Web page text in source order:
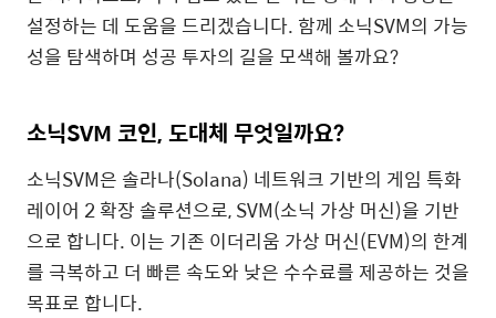
설정하는 데 도움을 드리겠습니다. 함께 소닉SVM의 가능
성을 탐색하며 성공 투자의 길을 모색해 볼까요?
소닉SVM 코인, 도대체 무엇일까요?
소닉SVM은 솔라나(Solana) 네트워크 기반의 게임 특화
레이어 2 확장 솔루션으로, SVM(소닉 가상 머신)을 기반
으로 합니다. 이는 기존 이더리움 가상 머신(EVM)의 한계
를 극복하고 더 빠른 속도와 낮은 수수료를 제공하는 것을
목표로 합니다.